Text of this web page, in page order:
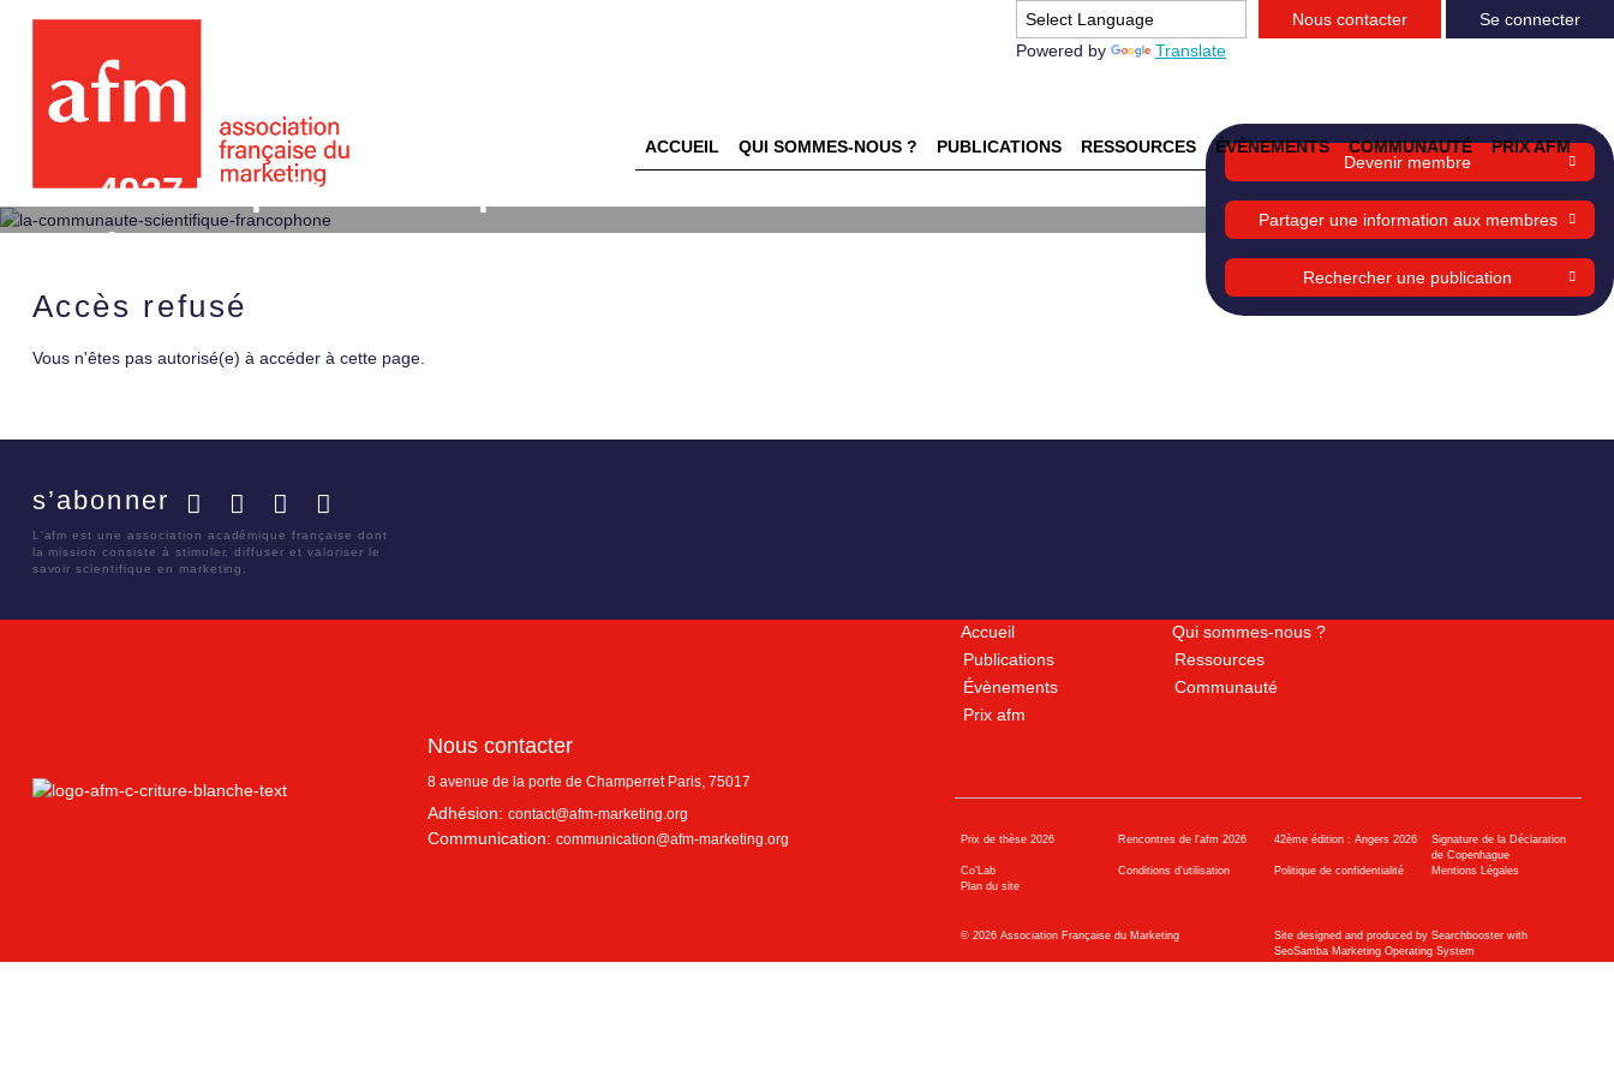
Powered by Translate
Nous contacter Se connecter
ACCUEIL QUI SOMMES-NOUS ? PUBLICATIONS RESSOURCES ÉVÈNEMENTS COMMUNAUTÉ PRIX AFM
4927 Le prix dans le processus d'achat de l'enfant : une
étude exploratoire
Devenir membre
Partager une information aux membres
Rechercher une publication
Accès refusé
Vous n'êtes pas autorisé(e) à accéder à cette page.
s’abonner
L'afm est une association académique française dont
la mission consiste à stimuler, diffuser et valoriser le
savoir scientifique en marketing.
Nous contacter
8 avenue de la porte de Champerret Paris, 75017
Adhésion: contact@afm-marketing.org
Communication: communication@afm-marketing.org
Accueil
Qui sommes-nous ?
Publications
Ressources
Évènements
Communauté
Prix afm
Prix de thèse 2026 Rencontres de l'afm 2026 42ème édition : Angers 2026
Signature de la Déclaration
de Copenhague
Co’Lab
Conditions d’utilisation Politique de confidentialité
Mentions Légales
Plan du site
© 2026Association Française du Marketing
Site designed and produced by Searchbooster with
SeoSamba Marketing Operating System